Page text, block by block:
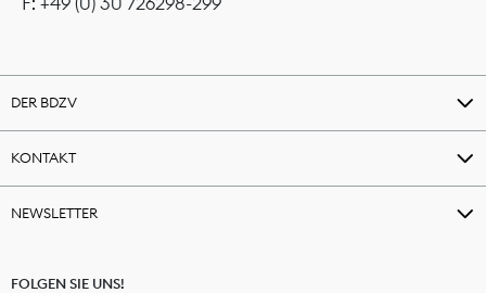
DER BDZV
KONTAKT
NEWSLETTER
FOLGEN SIE UNS!